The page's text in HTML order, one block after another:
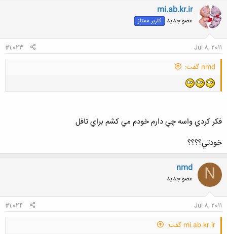
mi.ab.kr.ir
عضو جدید کاربر ممتاز
Jul 8, 2011
#1,023
nmd گفت:
فكر كردي واسه چي دارم خودم مي كشم براي تافل
خودتي؟؟؟؟
N
nmd
عضو جدید
Jul 8, 2011
#1,024
mi.ab.kr.ir گفت: